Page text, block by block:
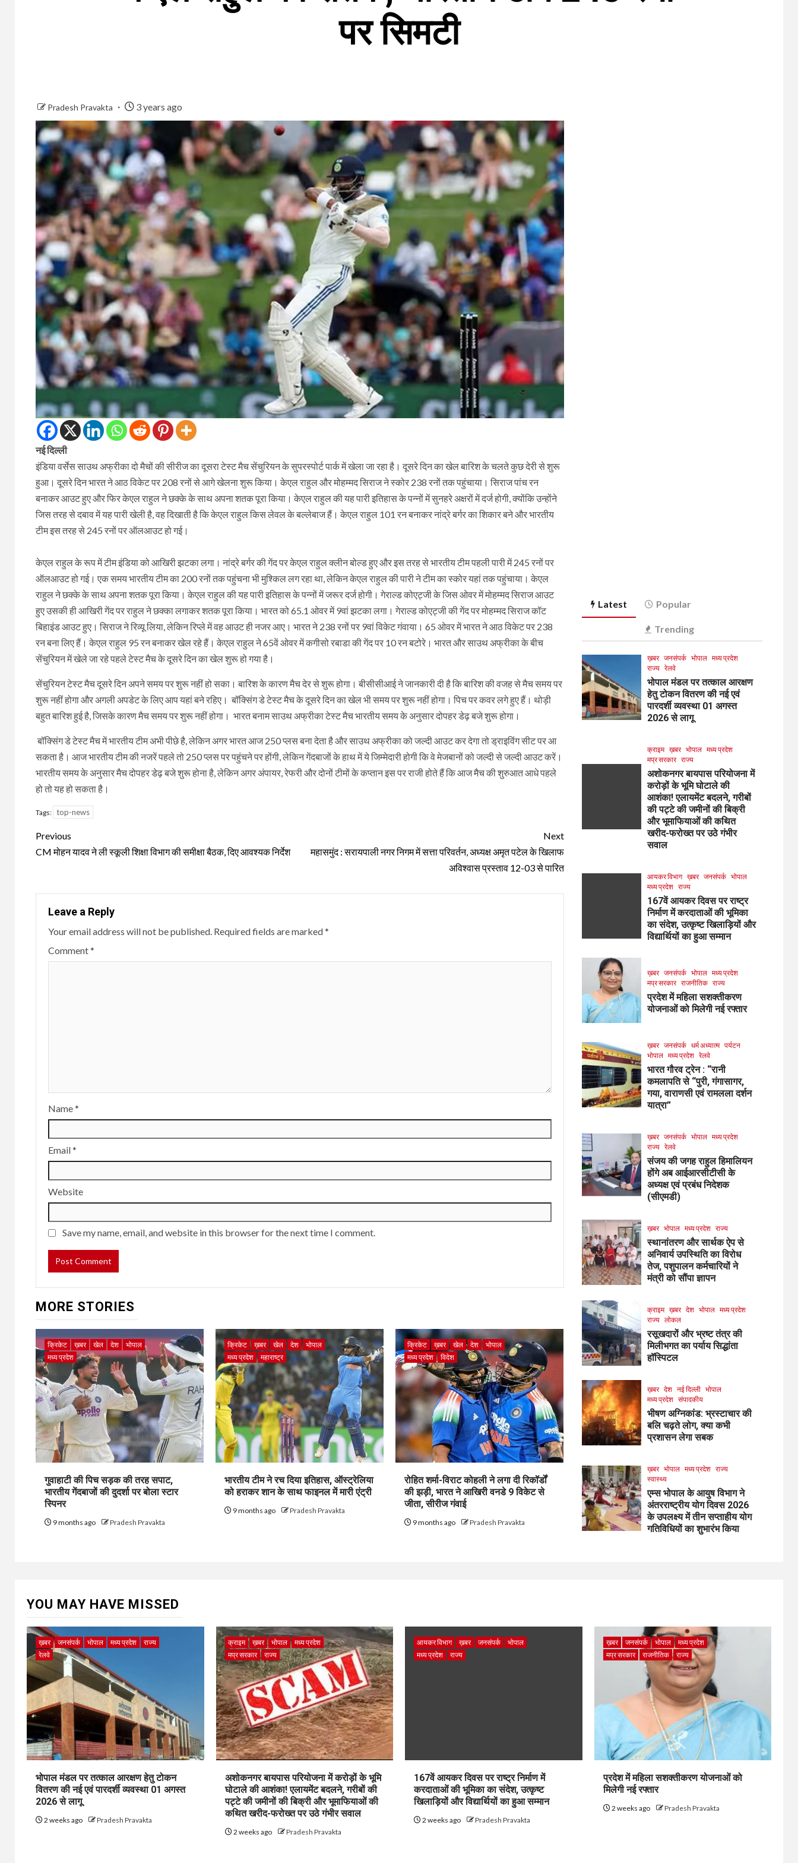
पर सिमटी
Pradesh Pravakta 3 years ago
नई दिल्ली
इंडिया वर्सेस साउथ अफ्रीका दो मैचों की सीरीज का दूसरा टेस्ट मैच सेंचुरियन के सुपरस्पोर्ट पार्क में खेला जा रहा है। दूसरे दिन का खेल बारिश के चलते कुछ देरी से शुरू
हुआ। दूसरे दिन भारत ने आठ विकेट पर 208 रनों से आगे खेलना शुरू किया। केएल राहुल और मोहम्मद सिराज ने स्कोर 238 रनों तक पहुंचाया। सिराज पांच रन
बनाकर आउट हुए और फिर केएल राहुल ने छक्के के साथ अपना शतक पूरा किया। केएल राहुल की यह पारी इतिहास के पन्नों में सुनहरे अक्षरों में दर्ज होगी, क्योंकि उन्होंने
जिस तरह से दबाव में यह पारी खेली है, वह दिखाती है कि केएल राहुल किस लेवल के बल्लेबाज हैं। केएल राहुल 101 रन बनाकर नांद्रे बर्गर का शिकार बने और भारतीय
टीम इस तरह से 245 रनों पर ऑलआउट हो गई।
केएल राहुल के रूप में टीम इंडिया को आखिरी झटका लगा। नांद्रे बर्गर की गेंद पर केएल राहुल क्लीन बोल्ड हुए और इस तरह से भारतीय टीम पहली पारी में 245 रनों पर
ऑलआउट हो गई। एक समय भारतीय टीम का 200 रनों तक पहुंचना भी मुश्किल लग रहा था, लेकिन केएल राहुल की पारी ने टीम का स्कोर यहां तक पहुंचाया। केएल
राहुल ने छक्के के साथ अपना शतक पूरा किया। केएल राहुल की यह पारी इतिहास के पन्नों में जरूर दर्ज होगी। गेराल्ड कोएट्जी के जिस ओवर में मोहम्मद सिराज आउट
हुए उसकी ही आखिरी गेंद पर राहुल ने छक्का लगाकर शतक पूरा किया। भारत को 65.1 ओवर में 9वां झटका लगा। गेराल्ड कोएट्जी की गेंद पर मोहम्मद सिराज कॉट
बिहाइंड आउट हुए। सिराज ने रिव्यू लिया, लेकिन रिप्ले में वह आउट ही नजर आए। भारत ने 238 रनों पर 9वां विकेट गंवाया। 65 ओवर में भारत ने आठ विकेट पर 238
रन बना लिए हैं। केएल राहुल 95 रन बनाकर खेल रहे हैं। केएल राहुल ने 65वें ओवर में कगीसो रबाडा की गेंद पर 10 रन बटोरे। भारत और साउथ अफ्रीका के बीच
सेंचुरियन में खेले जा रहे पहले टेस्ट मैच के दूसरे दिन का खेल शुरू हो गया है।
सेंचुरियन टेस्ट मैच दूसरे दिन अपने समय पर शुरू नहीं हो सका। बारिश के कारण मैच देर से शुरू होगा। बीसीसीआई ने जानकारी दी है कि बारिश की वजह से मैच समय पर
शुरू नहीं होगा और अगली अपडेट के लिए आप यहां बने रहिए। बॉक्सिंग डे टेस्ट मैच के दूसरे दिन का खेल भी समय पर शुरू नहीं होगा। पिच पर कवर लगे हुए हैं। थोड़ी
बहुत बारिश हुई है, जिसके कारण मैच समय पर शुरू नहीं होगा। भारत बनाम साउथ अफ्रीका टेस्ट मैच भारतीय समय के अनुसार दोपहर डेढ़ बजे शुरू होगा।
बॉक्सिंग डे टेस्ट मैच में भारतीय टीम अभी पीछे है, लेकिन अगर भारत आज 250 प्लस बना देता है और साउथ अफ्रीका को जल्दी आउट कर देगा तो ड्राइविंग सीट पर आ
सकता है। आज भारतीय टीम की नजरें पहले तो 250 प्लस पर पहुंचने पर होंगी, लेकिन गेंदबाजों के हाथ में ये जिम्मेदारी होगी कि वे मेजबानों को जल्दी से जल्दी आउट करें।
भारतीय समय के अनुसार मैच दोपहर डेढ़ बजे शुरू होना है, लेकिन अगर अंपायर, रेफरी और दोनों टीमों के कप्तान इस पर राजी होते हैं कि आज मैच की शुरुआत आधे पहले
हो तो यह हो सकता है।
Tags: top-news
Continue
Reading
Previous
CM मोहन यादव ने ली स्‍कूली शिक्षा विभाग की समीक्षा बैठक, दिए आवश्‍यक निर्देश
Next
महासमुंद : सरायपाली नगर निगम में सत्ता परिवर्तन, अध्यक्ष अमृत पटेल के खिलाफ
अविश्वास प्रस्ताव 12-03 से पारित
Leave a Reply
Your email address will not be published. Required fields are marked*
Comment*
Name*
Email*
Website
Save my name, email, and website in this browser for the next time I comment.
MORE STORIES
क्रिकेट ख़बर खेल देश
भोपाल
मध्य प्रदेश
गुवाहाटी की पिच सड़क की तरह सपाट,
भारतीय गेंदबाजों की दुदर्शा पर बोला स्टार
स्पिनर
9 months ago Pradesh Pravakta
क्रिकेट ख़बर खेल देश
भोपाल
मध्य प्रदेश
महाराष्ट्र
भारतीय टीम ने रच दिया इतिहास, ऑस्ट्रेलिया
को हराकर शान के साथ फाइनल में मारी एंट्री
9 months ago Pradesh Pravakta
क्रिकेट ख़बर खेल देश
भोपाल
मध्य प्रदेश
विदेश
रोहित शर्मा-विराट कोहली ने लगा दी रिकॉर्डों
की झड़ी, भारत ने आखिरी वनडे 9 विकेट से
जीता, सीरीज गंवाई
9 months ago Pradesh Pravakta
Latest Popular
Trending
ख़बर जनसंपर्क भोपाल मध्य प्रदेश
राज्य रेलवे
भोपाल मंडल पर तत्काल आरक्षण
हेतु टोकन वितरण की नई एवं
पारदर्शी व्यवस्था 01 अगस्त
2026 से लागू
क्राइम ख़बर भोपाल मध्य प्रदेश
मप्र सरकार राज्य
अशोकनगर बायपास परियोजना में
करोड़ों के भूमि घोटाले की
आशंका! एलायमेंट बदलने, गरीबों
की पट्टे की जमीनों की बिक्री
और भूमाफियाओं की कथित
खरीद-फरोख्त पर उठे गंभीर
सवाल
आयकर विभाग ख़बर जनसंपर्क भोपाल
मध्य प्रदेश राज्य
167वें आयकर दिवस पर राष्ट्र
निर्माण में करदाताओं की भूमिका
का संदेश, उत्कृष्ट खिलाड़ियों और
विद्यार्थियों का हुआ सम्मान
ख़बर जनसंपर्क भोपाल मध्य प्रदेश
मप्र सरकार राजनीतिक राज्य
प्रदेश में महिला सशक्तीकरण
योजनाओं को मिलेगी नई रफ्तार
ख़बर जनसंपर्क धर्म अध्यात्म पर्यटन
भोपाल मध्य प्रदेश रेलवे
भारत गौरव ट्रेन : “रानी
कमलापति से “पुरी, गंगासागर,
गया, वाराणसी एवं रामलला दर्शन
यात्रा”
ख़बर जनसंपर्क भोपाल मध्य प्रदेश
राज्य रेलवे
संजय की जगह राहुल हिमालियन
होंगे अब आईआरसीटीसी के
अध्यक्ष एवं प्रबंध निदेशक
(सीएमडी)
ख़बर भोपाल मध्य प्रदेश राज्य
स्थानांतरण और सार्थक ऐप से
अनिवार्य उपस्थिति का विरोध
तेज, पशुपालन कर्मचारियों ने
मंत्री को सौंपा ज्ञापन
क्राइम ख़बर देश भोपाल मध्य प्रदेश
राज्य लोकल
रसूखदारों और भ्रष्ट तंत्र की
मिलीभगत का पर्याय सिद्धांता
हॉस्पिटल
ख़बर देश नई दिल्ली भोपाल
मध्य प्रदेश संपादकीय
भीषण अग्निकांड: भ्रस्टाचार की
बलि चढ़ते लोग, क्या कभी
प्रशासन लेगा सबक
ख़बर भोपाल मध्य प्रदेश राज्य
स्वास्थ्य
एम्स भोपाल के आयुष विभाग ने
अंतरराष्ट्रीय योग दिवस 2026
के उपलक्ष्य में तीन सप्ताहीय योग
गतिविधियों का शुभारंभ किया
YOU MAY HAVE MISSED
ख़बर जनसंपर्क भोपाल मध्य प्रदेश
राज्य
रेलवे
भोपाल मंडल पर तत्काल आरक्षण हेतु टोकन
वितरण की नई एवं पारदर्शी व्यवस्था 01 अगस्त
2026 से लागू
2 weeks ago Pradesh Pravakta
क्राइम ख़बर भोपाल
मध्य प्रदेश
मप्र सरकार
राज्य
अशोकनगर बायपास परियोजना में करोड़ों के भूमि
घोटाले की आशंका! एलायमेंट बदलने, गरीबों की
पट्टे की जमीनों की बिक्री और भूमाफियाओं की
कथित खरीद-फरोख्त पर उठे गंभीर सवाल
2 weeks ago Pradesh Pravakta
आयकर विभाग ख़बर जनसंपर्क
भोपाल
मध्य प्रदेश
राज्य
167वें आयकर दिवस पर राष्ट्र निर्माण में
करदाताओं की भूमिका का संदेश, उत्कृष्ट
खिलाड़ियों और विद्यार्थियों का हुआ सम्मान
2 weeks ago Pradesh Pravakta
ख़बर जनसंपर्क भोपाल
मध्य प्रदेश
मप्र सरकार
राजनीतिक राज्य
प्रदेश में महिला सशक्तीकरण योजनाओं को
मिलेगी नई रफ्तार
2 weeks ago Pradesh Pravakta